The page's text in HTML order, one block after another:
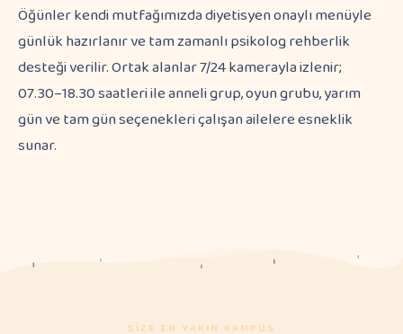
Öğünler kendi mutfağımızda diyetisyen onaylı menüyle
günlük hazırlanır ve tam zamanlı psikolog rehberlik
desteği verilir. Ortak alanlar 7/24 kamerayla izlenir;
07.30–18.30 saatleri ile anneli grup, oyun grubu, yarım
gün ve tam gün seçenekleri çalışan ailelere esneklik
sunar.
SIZE EN YAKIN KAMPÜS